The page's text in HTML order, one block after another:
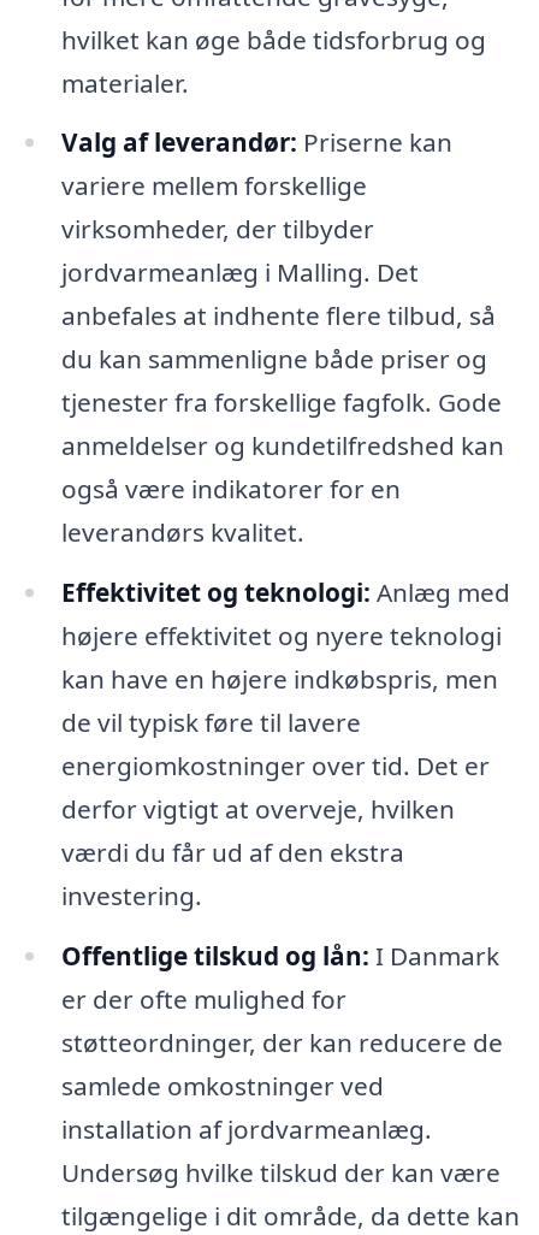
hvilket kan øge både tidsforbrug og
materialer.
Valg af leverandør: Priserne kan
variere mellem forskellige
virksomheder, der tilbyder
jordvarmeanlæg i Malling. Det
anbefales at indhente flere tilbud, så
du kan sammenligne både priser og
tjenester fra forskellige fagfolk. Gode
anmeldelser og kundetilfredshed kan
også være indikatorer for en
leverandørs kvalitet.
Effektivitet og teknologi: Anlæg med
højere effektivitet og nyere teknologi
kan have en højere indkøbspris, men
de vil typisk føre til lavere
energiomkostninger over tid. Det er
derfor vigtigt at overveje, hvilken
værdi du får ud af den ekstra
investering.
Offentlige tilskud og lån: I Danmark
er der ofte mulighed for
støtteordninger, der kan reducere de
samlede omkostninger ved
installation af jordvarmeanlæg.
Undersøg hvilke tilskud der kan være
tilgængelige i dit område, da dette kan